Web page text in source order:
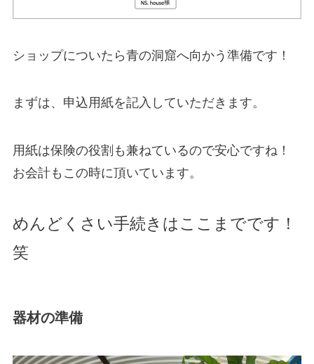
ショップについたら青の洞窟へ向かう準備です！
まずは、申込用紙を記入していただきます。
用紙は保険の役割も兼ねているので安心ですね！
お会計もこの時に頂いています。
めんどくさい手続きはここまでです！
笑
器材の準備